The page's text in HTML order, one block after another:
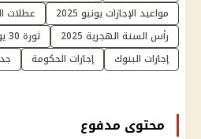
مواعيد الإجازات يونيو 2025
عطلات
رأس السنة الهجرية 2025
ثورة 30 يونيو
إجازات البنوك
إجازات الحكومة
محتوى مدفوع